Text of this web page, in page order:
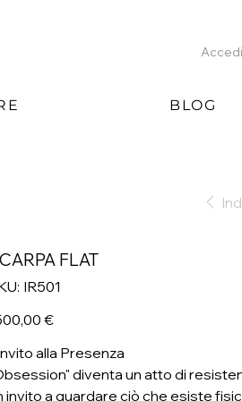
BLOG
Accedi
FLAT
SKU
IR501
IR501
€
alla Presenza
diventa un atto di
invito a guardare ciò che esiste